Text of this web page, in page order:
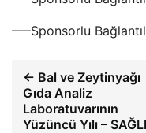
—–Sponsorlu
← Bal ve Zeytinyağı
Gıda Analiz
Laboratuvarının
Yüzüncü Yılı –